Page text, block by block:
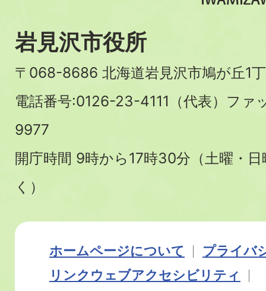
岩見沢市役所
〒068-8686 北海道岩見沢市鳩が丘1
電話番号:0126-23-4111（代表）フ
9977
開庁時間 9時から17時30分（土曜・
く）
ホームページについて
プライバ
リンク ウェブアクセシビリティ